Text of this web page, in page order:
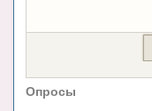
Опросы